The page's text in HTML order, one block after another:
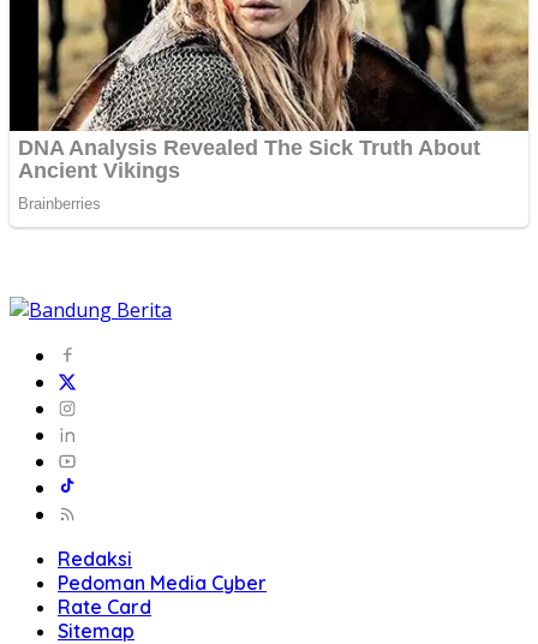
Redaksi
Pedoman Media Cyber
Rate Card
Sitemap